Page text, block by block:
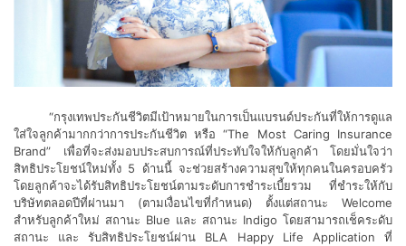
“กรุงเทพประกันชีวิตมีเป้าหมายในการเป็นแบรนด์ประกันที่ให้การดูแล
ใส่ใจลูกค้ามากกว่าการประกันชีวิต หรือ “The Most Caring Insurance
Brand” เพื่อที่จะส่งมอบประสบการณ์ที่ประทับใจให้กับลูกค้า โดยมั่นใจว่า
สิทธิประโยชน์ใหม่ทั้ง 5 ด้านนี้ จะช่วยสร้างความสุขให้ทุกคนในครอบครัว
โดยลูกค้าจะได้รับสิทธิประโยชน์ตามระดับการชำระเบี้ยรวม ที่ชำระให้กับ
บริษัทตลอดปีที่ผ่านมา (ตามเงื่อนไขที่กำหนด) ตั้งแต่สถานะ Welcome
สำหรับลูกค้าใหม่ สถานะ Blue และ สถานะ Indigo โดยสามารถเช็คระดับ
สถานะ และ รับสิทธิประโยชน์ผ่าน BLA Happy Life Application ที่